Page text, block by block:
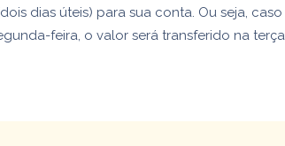
dias úteis) para sua conta. Ou seja,
feira, o valor será transferido na